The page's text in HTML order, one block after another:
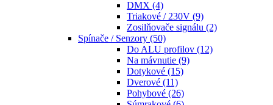
DMX (4)
Triakové / 230V (9)
Zosilňovače signálu (2)
Spínače / Senzory (50)
Do ALU profilov (12)
Na mávnutie (9)
Dotykové (15)
Dverové (11)
Pohybové (26)